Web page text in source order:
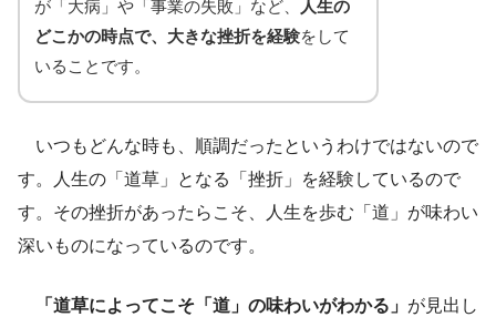
が「大病」や「事業の失敗」など、
人生の
どこかの時点で、大きな挫折を経験をして
いることです。
いつもどんな時も、順調だったというわけではないので
す。人生の「道草」となる「挫折」を経験しているので
す。その挫折があったらこそ、人生を歩む「道」が味わい
深いものになっているのです。
「道草によってこそ「道」の味わいがわかる」 が見出し